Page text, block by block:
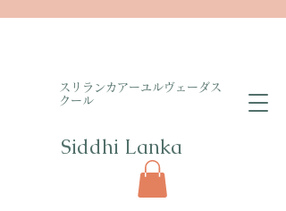
​スリランカアーユルヴェーダス
クール
Siddhi Lanka​